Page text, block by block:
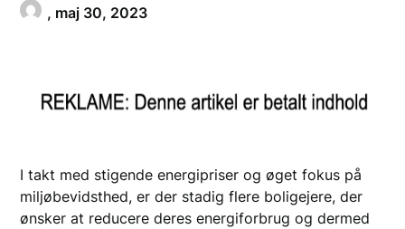
, maj 30, 2023
I takt med stigende energipriser og øget fokus på
miljøbevidsthed, er der stadig flere boligejere, der
ønsker at reducere deres energiforbrug og dermed